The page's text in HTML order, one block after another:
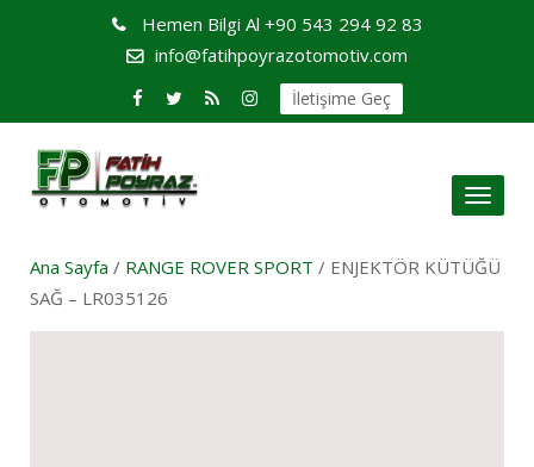
Hemen Bilgi Al +90 543 294 92 83
info@fatihpoyrazotomotiv.com
İletişime Geç
Toggle
Ana Sayfa / RANGE ROVER SPORT / ENJEKTÖR KÜTÜĞÜ
SAĞ – LR035126